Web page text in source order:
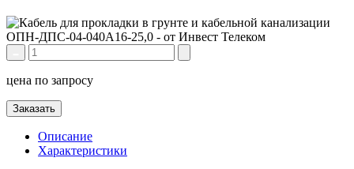
цена по запросу
Заказать
Описание
Характеристики